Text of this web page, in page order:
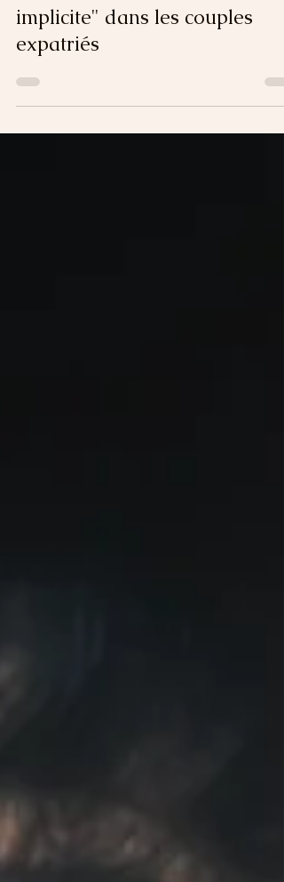
Argent, pouvoir et
déracinement : le "contrat
implicite" dans les couples
expatriés